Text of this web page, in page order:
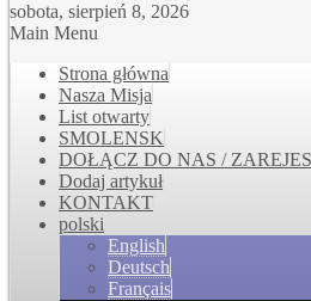
sobota, sierpień 8, 2026
Main Menu
Strona główna
Nasza Misja
List otwarty
SMOLENSK
DOŁĄCZ DO NAS /
Dodaj artykuł
KONTAKT
polski
English
Deutsch
Français